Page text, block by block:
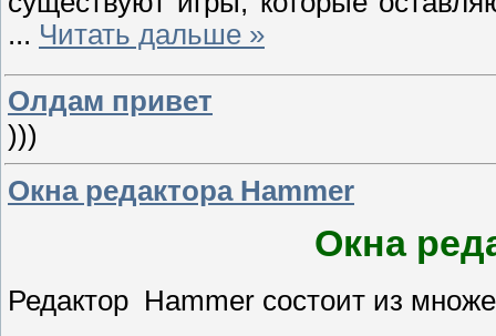
... Читать дальше »
Олдам привет
)))
Окна редактора Hammer
Окна
Редактор Hammer состоит из